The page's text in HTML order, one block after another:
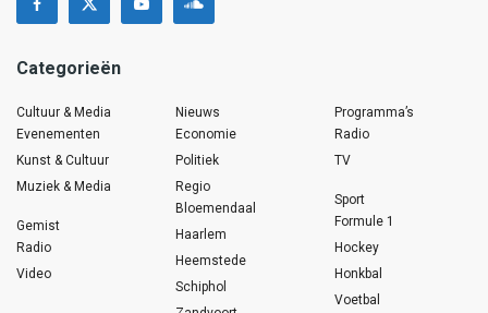
Categorieën
Cultuur & Media
Evenementen
Kunst & Cultuur
Muziek & Media
Gemist
Radio
Video
Nieuws
Economie
Politiek
Regio
Bloemendaal
Haarlem
Heemstede
Schiphol
Programma’s
Radio
TV
Sport
Formule 1
Hockey
Honkbal
Voetbal